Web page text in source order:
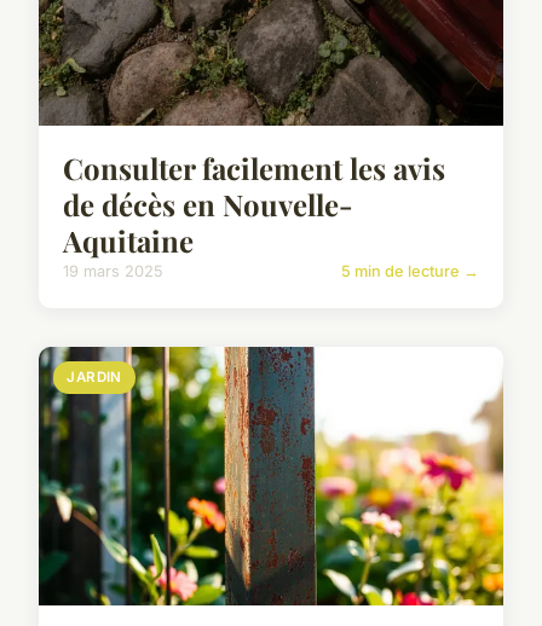
Consulter facilement les avis
de décès en Nouvelle-
Aquitaine
19 mars 2025 5 min de lecture →
JARDIN